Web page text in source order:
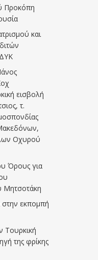
Προκόπη
και
εισβολή
τ.
Οχυρού
Όρους για
Μητσοτάκη
στην εκπομπή
Τουρκική
της φρίκης